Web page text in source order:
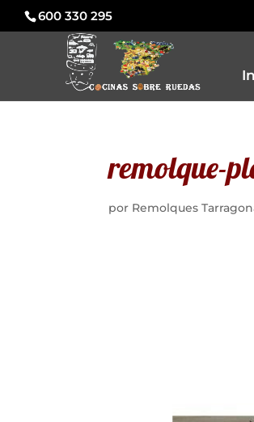
600 330 295
remolque-
por Remolques